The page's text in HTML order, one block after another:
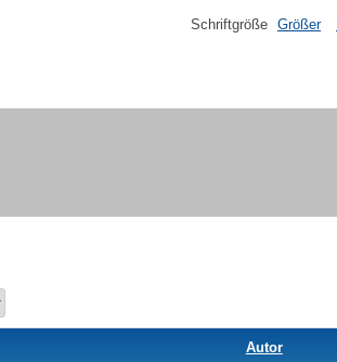
Schriftgröße Größer
Autor